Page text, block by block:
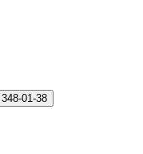
01-38